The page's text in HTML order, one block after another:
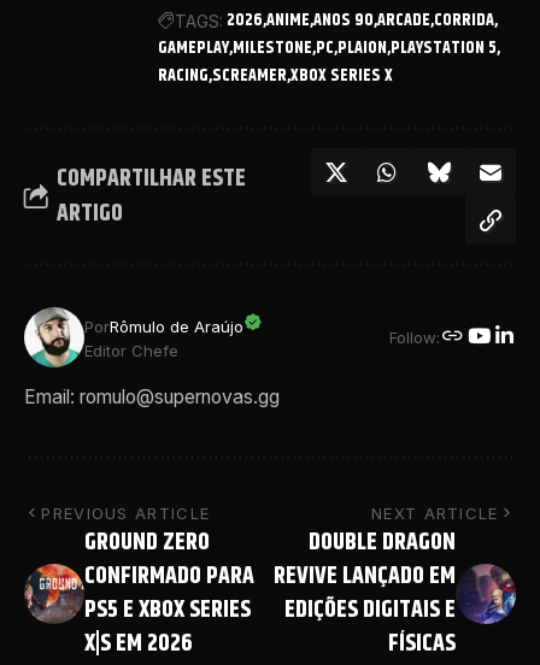
TAGS: 2026ANIMEANOS 90ARCADE CORRIDA
GAMEPLAYMILESTONE PC PLAION PLAYSTATION 5
RACING SCREAMERXBOX SERIES X
COMPARTILHAR ESTE
ARTIGO
PorRômulo de Araújo
Editor Chefe
Follow:
Email: romulo@supernovas.gg
PREVIOUS ARTICLE
GROUND ZERO
CONFIRMADO PARA
PS5 E XBOX SERIES
X|S EM 2026
NEXT ARTICLE
DOUBLE DRAGON
REVIVE LANÇADO EM
EDIÇÕES DIGITAIS E
FÍSICAS